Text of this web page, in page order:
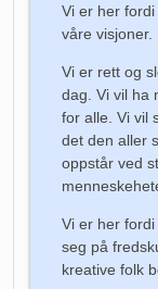
Vi er her
våre visjoner.
Vi er rett og
dag. Vi vil ha
for alle. Vi vil
det den aller
oppstår ved
Vi er her
seg på
kreative folk